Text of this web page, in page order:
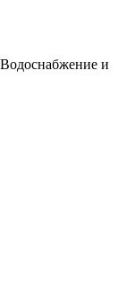
Водоснабжение и